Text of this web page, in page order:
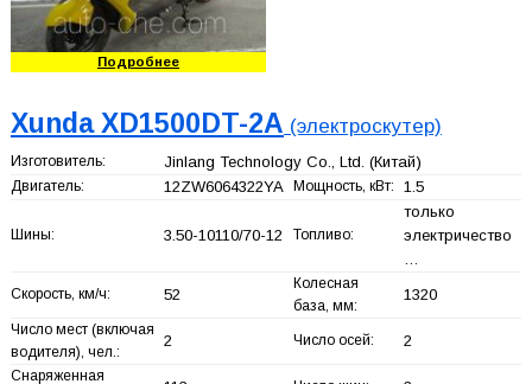
Подробнее
Xunda XD1500DT-2A (электроскутер)
Изготовитель: Jinlang Technology Co., Ltd. (Китай)
Двигатель: 12ZW6064322YA Мощность, кВт: 1.5
Шины: 3.50-10110/70-12 Топливо:
только
электричество
…
Скорость, км/ч: 52
Колесная
база, мм:
1320
Число мест (включая
водителя), чел.:
2 Число осей: 2
Снаряженная